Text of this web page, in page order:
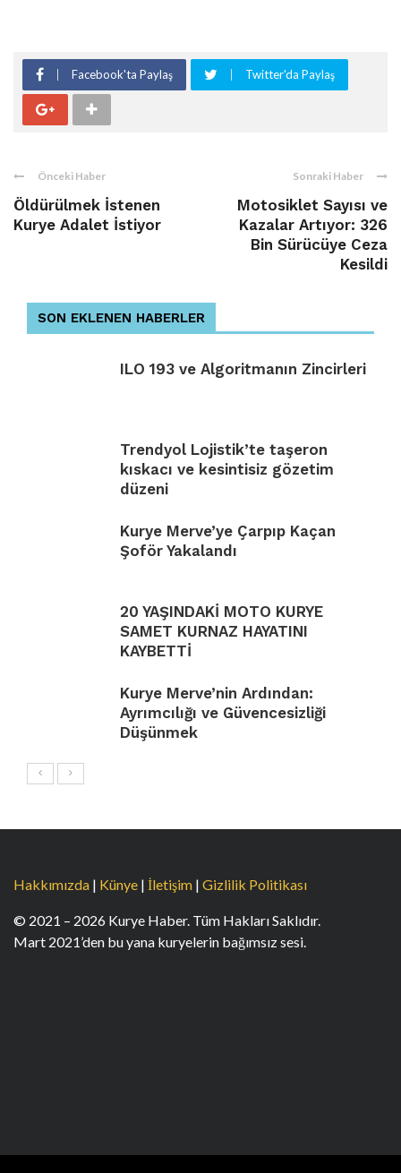
Facebook'ta Paylaş Twitter'da Paylaş
Önceki Haber
Öldürülmek İstenen
Kurye Adalet İstiyor
Sonraki Haber
Motosiklet Sayısı ve
Kazalar Artıyor: 326
Bin Sürücüye Ceza
Kesildi
SON EKLENEN HABERLER
ILO 193 ve Algoritmanın Zincirleri
Trendyol Lojistik’te taşeron
kıskacı ve kesintisiz gözetim
düzeni
Kurye Merve’ye Çarpıp Kaçan
Şoför Yakalandı
20 YAŞINDAKİ MOTO KURYE
SAMET KURNAZ HAYATINI
KAYBETTİ
Kurye Merve’nin Ardından:
Ayrımcılığı ve Güvencesizliği
Düşünmek
Hakkımızda | Künye | İletişim | Gizlilik Politikası
© 2021 – 2026 Kurye Haber. Tüm Hakları Saklıdır.
Mart 2021’den bu yana kuryelerin bağımsız sesi.